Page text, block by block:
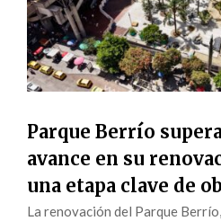
Parque Berrío
avance en su
una etapa clave de
La renovación del Parque